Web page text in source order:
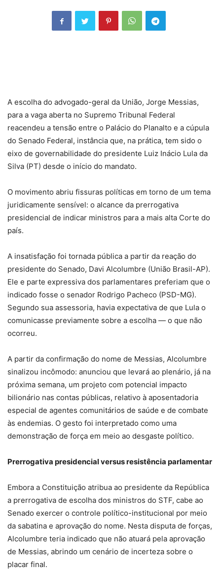
A escolha do advogado-geral da União, Jorge Messias,
para a vaga aberta no Supremo Tribunal Federal
reacendeu a tensão entre o Palácio do Planalto e a cúpula
do Senado Federal, instância que, na prática, tem sido o
eixo de governabilidade do presidente Luiz Inácio Lula da
Silva (PT) desde o início do mandato.
O movimento abriu fissuras políticas em torno de um tema
juridicamente sensível: o alcance da prerrogativa
presidencial de indicar ministros para a mais alta Corte do
país.
A insatisfação foi tornada pública a partir da reação do
presidente do Senado, Davi Alcolumbre (União Brasil-AP).
Ele e parte expressiva dos parlamentares preferiam que o
indicado fosse o senador Rodrigo Pacheco (PSD-MG).
Segundo sua assessoria, havia expectativa de que Lula o
comunicasse previamente sobre a escolha — o que não
ocorreu.
A partir da confirmação do nome de Messias, Alcolumbre
sinalizou incômodo: anunciou que levará ao plenário, já na
próxima semana, um projeto com potencial impacto
bilionário nas contas públicas, relativo à aposentadoria
especial de agentes comunitários de saúde e de combate
às endemias. O gesto foi interpretado como uma
demonstração de força em meio ao desgaste político.
Prerrogativa presidencial versus resistência parlamentar
Embora a Constituição atribua ao presidente da República
a prerrogativa de escolha dos ministros do STF, cabe ao
Senado exercer o controle político-institucional por meio
da sabatina e aprovação do nome. Nesta disputa de forças,
Alcolumbre teria indicado que não atuará pela aprovação
de Messias, abrindo um cenário de incerteza sobre o
placar final.